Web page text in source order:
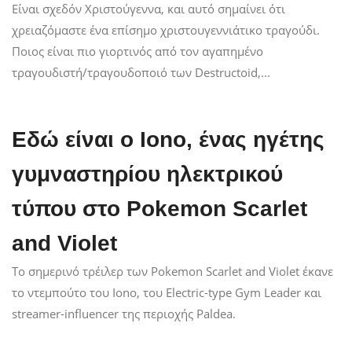
Είναι σχεδόν Χριστούγεννα, και αυτό σημαίνει ότι
χρειαζόμαστε ένα επίσημο χριστουγεννιάτικο τραγούδι.
Ποιος είναι πιο γιορτινός από τον αγαπημένο
τραγουδιστή/τραγουδοποιό των Destructoid,...
Εδώ είναι ο Iono, ένας ηγέτης
γυμναστηρίου ηλεκτρικού
τύπου στο Pokemon Scarlet
and Violet
Το σημερινό τρέιλερ των Pokemon Scarlet and Violet έκανε
το ντεμπούτο του Iono, του Electric-type Gym Leader και
streamer-influencer της περιοχής Paldea.